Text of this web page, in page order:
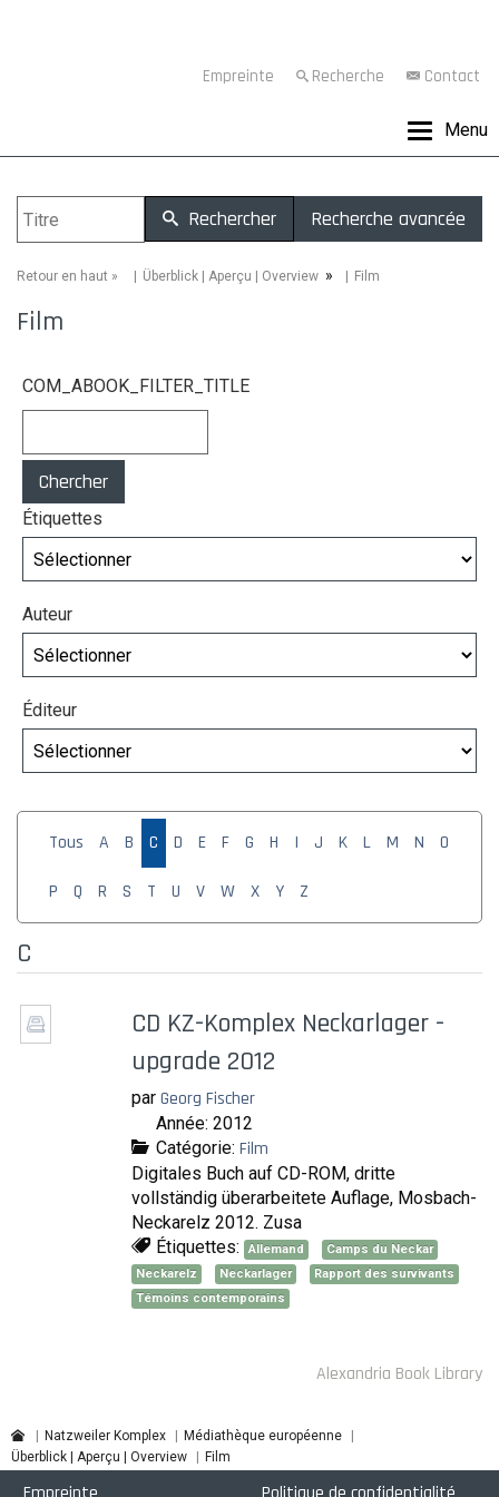
Empreinte Recherche Contact
Menu
Rechercher Recherche avancée
Retour en haut » Überblick | Aperçu | Overview » Film
Film
COM_ABOOK_FILTER_TITLE
Chercher
Étiquettes
Auteur
Éditeur
Tous A B C D E F G H I J K L M N O
P Q R S T U V W X Y Z
C
CD KZ-Komplex Neckarlager -
upgrade 2012
par Georg Fischer
Année: 2012
Catégorie: Film
Digitales Buch auf CD-ROM, dritte
vollständig überarbeitete Auflage, Mosbach-
Neckarelz 2012. Zusa
Étiquettes:
Allemand
Camps du Neckar
Neckarelz
Neckarlager
Rapport des survivants
Témoins contemporains
Alexandria Book Library
Natzweiler Komplex
Médiathèque européenne
Überblick | Aperçu | Overview
Film